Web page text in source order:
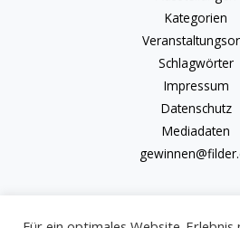
Kategorien
Schlagwörter
Impressum
Datenschutz
Mediadaten